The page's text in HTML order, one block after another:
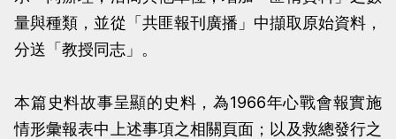
量與種類，並從「共匪報刊廣播」中擷取原始資料，
分送「教授同志」。
本篇史料故事呈顯的史料，為1966年心戰會報實施
情形彙報表中上述事項之相關頁面；以及救總發行之